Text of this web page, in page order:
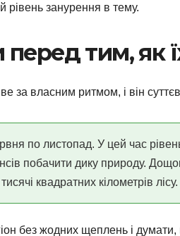
занурення в тему.
тим, як
за власним ритмом, і він
по листопад. У цей час
побачити дику природу.
квадратних кілометрів лісу.
без жодних щеплень і